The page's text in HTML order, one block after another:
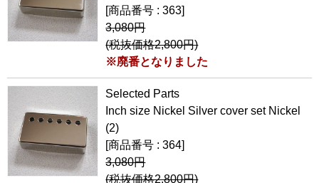
[商品番号 : 363]
3,080円
(税抜価格2,800円)
※廃番となりました
Selected Parts
Inch size Nickel Silver cover set Nickel
(2)
[商品番号 : 364]
3,080円
(税抜価格2,800円)